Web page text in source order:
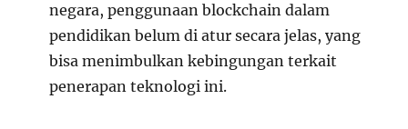
negara, penggunaan blockchain dalam
pendidikan belum di atur secara jelas, yang
bisa menimbulkan kebingungan terkait
penerapan teknologi ini.